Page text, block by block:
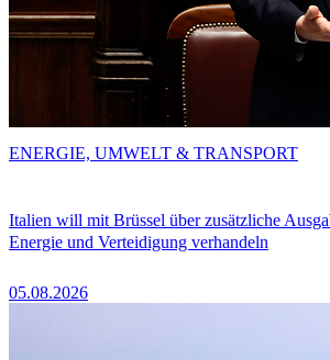
Italien will mit Brüssel über zusätzliche
Energie und Verteidigung verhandeln
05.08.2026
ENERGIE, UMWELT & TRANSPORT